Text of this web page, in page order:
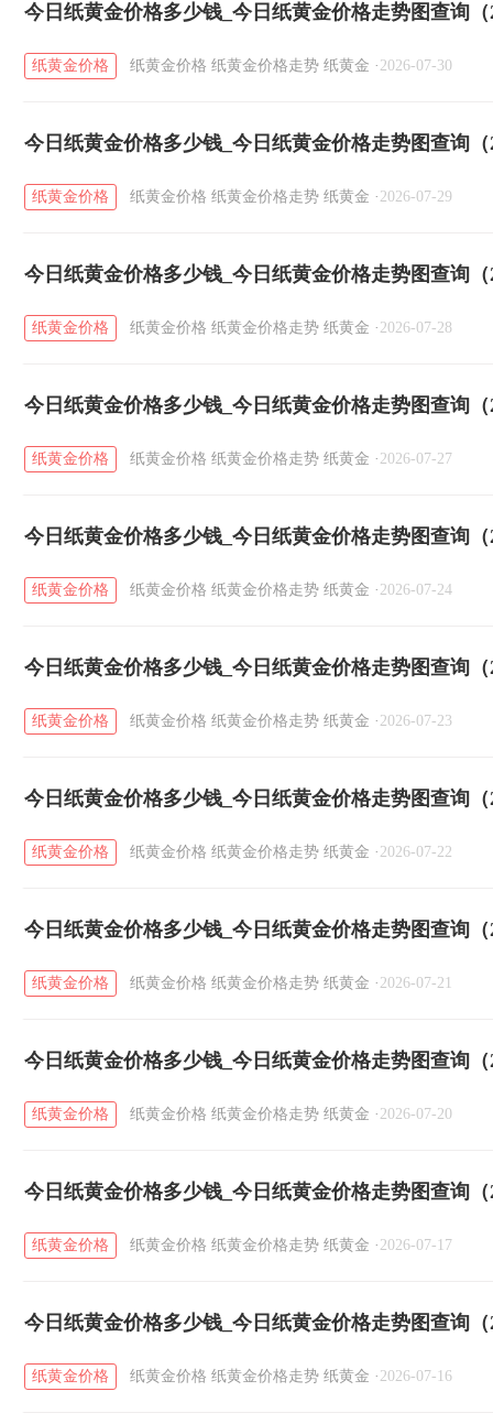
今日纸黄金价格多少钱_今日纸黄金价格走势图查询（
纸黄金价格 纸黄金价格 纸黄金价格走势 纸黄金 · 2026-07-30
今日纸黄金价格多少钱_今日纸黄金价格走势图查询（
纸黄金价格 纸黄金价格 纸黄金价格走势 纸黄金 · 2026-07-29
今日纸黄金价格多少钱_今日纸黄金价格走势图查询（
纸黄金价格 纸黄金价格 纸黄金价格走势 纸黄金 · 2026-07-28
今日纸黄金价格多少钱_今日纸黄金价格走势图查询（
纸黄金价格 纸黄金价格 纸黄金价格走势 纸黄金 · 2026-07-27
今日纸黄金价格多少钱_今日纸黄金价格走势图查询（
纸黄金价格 纸黄金价格 纸黄金价格走势 纸黄金 · 2026-07-24
今日纸黄金价格多少钱_今日纸黄金价格走势图查询（
纸黄金价格 纸黄金价格 纸黄金价格走势 纸黄金 · 2026-07-23
今日纸黄金价格多少钱_今日纸黄金价格走势图查询（
纸黄金价格 纸黄金价格 纸黄金价格走势 纸黄金 · 2026-07-22
今日纸黄金价格多少钱_今日纸黄金价格走势图查询（
纸黄金价格 纸黄金价格 纸黄金价格走势 纸黄金 · 2026-07-21
今日纸黄金价格多少钱_今日纸黄金价格走势图查询（
纸黄金价格 纸黄金价格 纸黄金价格走势 纸黄金 · 2026-07-20
今日纸黄金价格多少钱_今日纸黄金价格走势图查询（
纸黄金价格 纸黄金价格 纸黄金价格走势 纸黄金 · 2026-07-17
今日纸黄金价格多少钱_今日纸黄金价格走势图查询（
纸黄金价格 纸黄金价格 纸黄金价格走势 纸黄金 · 2026-07-16